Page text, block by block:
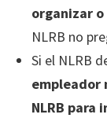
organizar o
NLRB no
Si el NLRB
empleador
NLRB